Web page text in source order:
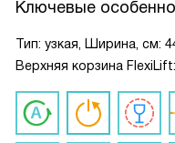
Ключевые
Тип: узкая, Ширина, см:
Верхняя корзина